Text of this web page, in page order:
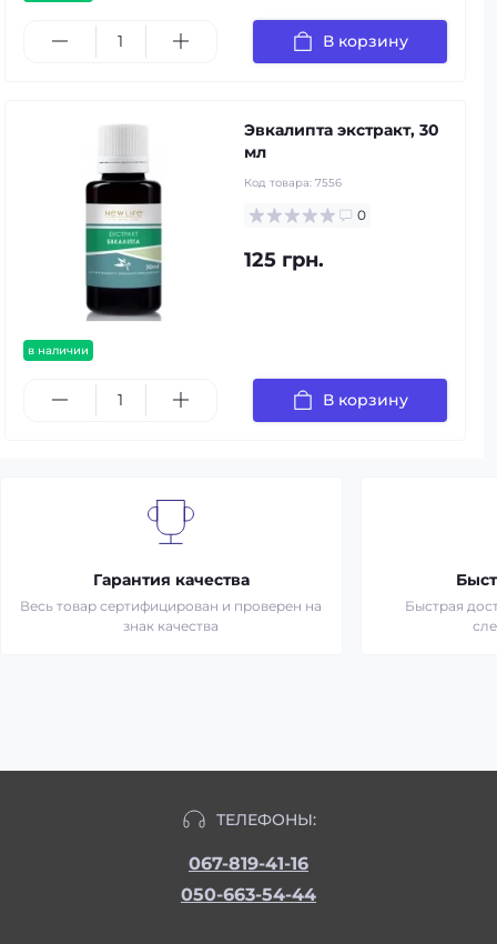
В корзину
в наличии
Эвкалипта экстракт, 30
мл
Код товара: 7556
0
125 грн.
В корзину
Гарантия качества
Весь товар сертифицирован и проверен на
знак качества
Быстрая
ТЕЛЕФОНЫ:
067-819-41-16
050-663-54-44